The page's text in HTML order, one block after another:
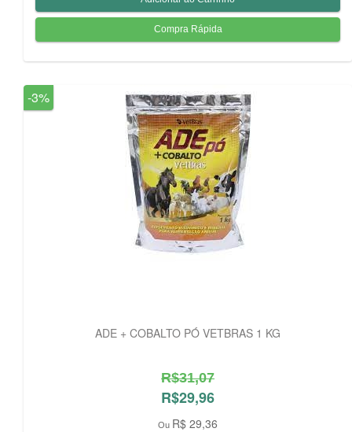
-3%
ADE + COBALTO PÓ VETBRAS 1 KG
R$31,07
R$29,96
Ou R$ 29,36